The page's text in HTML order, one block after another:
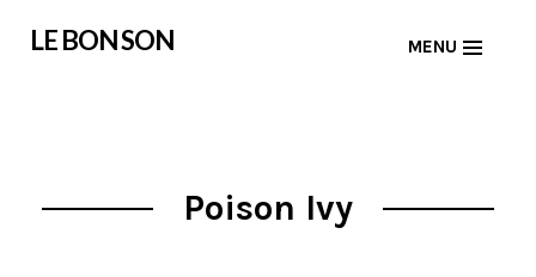
LE BON SON MENU
Poison Ivy